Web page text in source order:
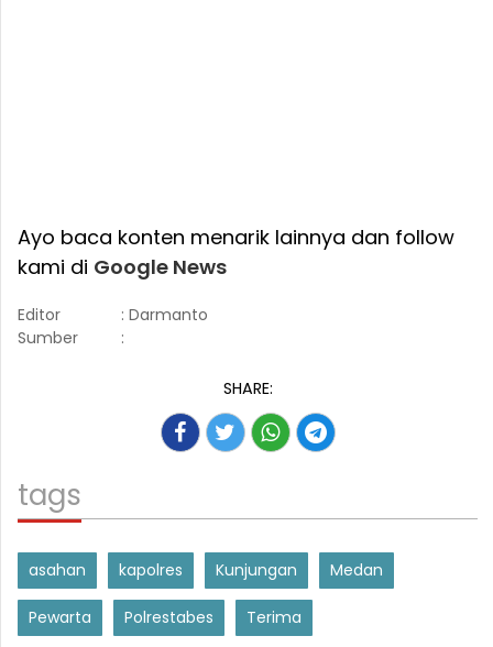
Ayo baca konten menarik lainnya dan follow
kami di Google News
Editor
: Darmanto
Sumber
:
SHARE:
tags
asahan kapolres Kunjungan Medan
Pewarta Polrestabes Terima